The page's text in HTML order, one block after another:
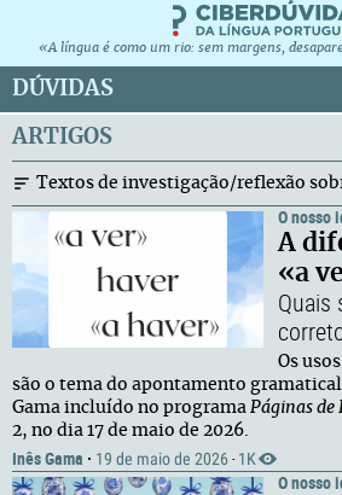
«A língua é como um rio: sem margens,
DÚVIDAS
ARTIGOS
Textos de investigação/reflexão
O nosso
A
«a
Quais
Os
são o tema do apontamento
Gama incluído no programa Páginas de
2, no dia 17 de maio de 2026.
Inês Gama · 19 de maio de 2026 · 1K
O nosso